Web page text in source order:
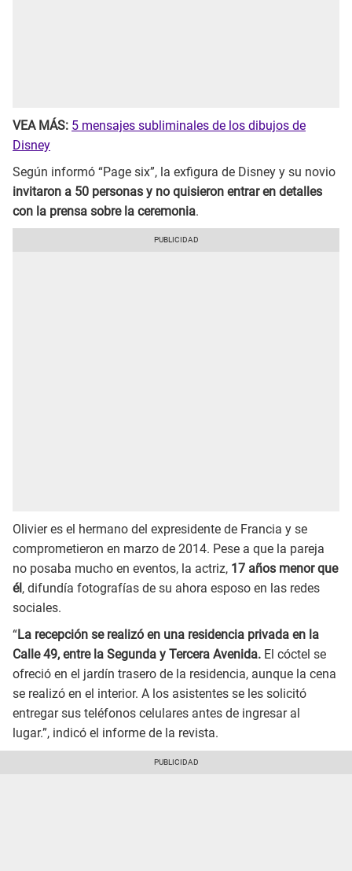
VEA MÁS: 5 mensajes subliminales de los dibujos de
Disney
Según informó “Page six”, la exfigura de Disney y su novio
invitaron a 50 personas y no quisieron entrar en detalles
con la prensa sobre la ceremonia.
Olivier es el hermano del expresidente de Francia y se
comprometieron en marzo de 2014. Pese a que la pareja
no posaba mucho en eventos, la actriz, 17 años menor que
él, difundía fotografías de su ahora esposo en las redes
sociales.
“La recepción se realizó en una residencia privada en la
Calle 49, entre la Segunda y Tercera Avenida. El cóctel se
ofreció en el jardín trasero de la residencia, aunque la cena
se realizó en el interior. A los asistentes se les solicitó
entregar sus teléfonos celulares antes de ingresar al
lugar.”, indicó el informe de la revista.